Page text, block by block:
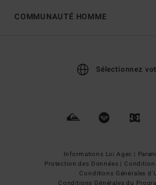
COMMUNAUTÉ HOMME
Sélectionnez
Informations Loi Agec |
Protection des Données |
Conditions Générales